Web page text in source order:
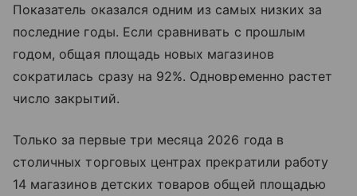
Показатель оказался одним из самых низких за
последние годы. Если сравнивать с прошлым
годом, общая площадь новых магазинов
сократилась сразу на 92%. Одновременно растет
число закрытий.
Только за первые три месяца 2026 года в
столичных торговых центрах прекратили работу
14 магазинов детских товаров общей площадью